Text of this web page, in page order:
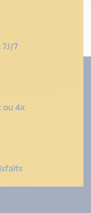
7
ou 4x